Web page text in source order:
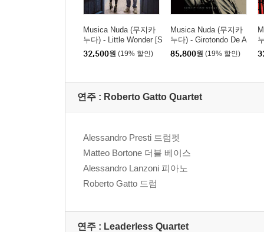
Musica Nuda (무지카
누다) - Little Wonder [S
ACD Hybrid]
32,500원 (19% 할인)
Musica Nuda (무지카
누다) - Girotondo De A
ndre [컬러 LP]
85,800원 (19% 할인)
연주 : Roberto Gatto Quartet
Alessandro Presti 트럼펫
Matteo Bortone 더블 베이스
Alessandro Lanzoni 피아노
Roberto Gatto 드럼
연주 : Leaderless Quartet